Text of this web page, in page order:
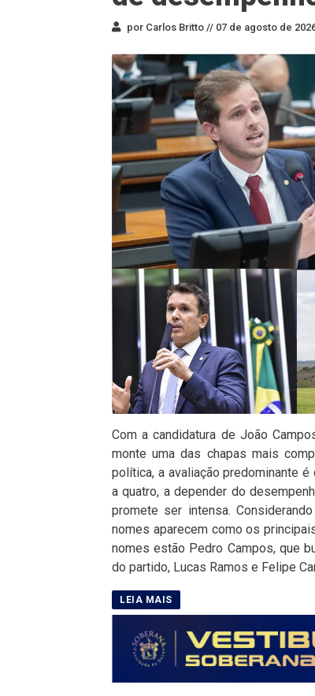
por Carlos Britto // 07 de agosto de
Com a candidatura de João
monte uma das chapas mais
política, a avaliação predominante
a quatro, a depender do
promete ser intensa.
nomes aparecem como os
nomes estão Pedro Campos, que
do partido, Lucas Ramos e Felipe